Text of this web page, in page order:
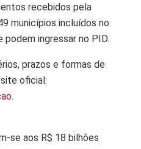
recebidos pela
municípios incluídos no
podem ingressar no PID.
prazos e formas de
oficial:
se aos R$ 18 bilhões